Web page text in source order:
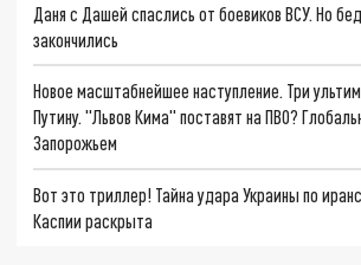
Даня с Дашей спаслись от боевиков ВСУ. Но
закончились
Новое масштабнейшее наступление. Три
Путину. "Львов Кима" поставят на ПВО?
Запорожьем
Вот это триллер! Тайна удара Украины по
Каспии раскрыта